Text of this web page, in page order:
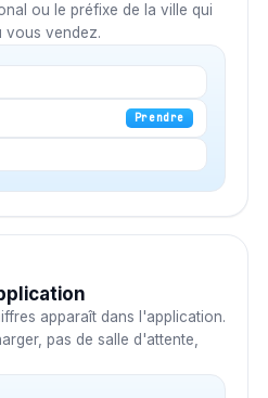
ou le préfixe de la ville qui
vous vendez.
Prendre
apparaît dans l'application.
pas de salle d'attente,